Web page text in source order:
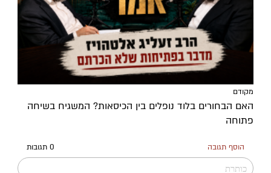
מקודם
האם הבחורים בלוד נופלים בין הכיסאות? המשגיח בשיחה
פתוחה
הוסף תגובה 0 תגובות